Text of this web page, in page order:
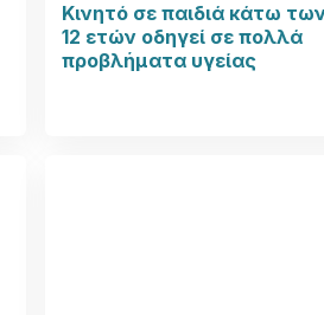
Κινητό σε παιδιά κάτω
12 ετών οδηγεί σε πολλά
προβλήματα υγείας